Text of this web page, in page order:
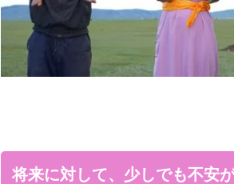
将来に対して、少しでも不安